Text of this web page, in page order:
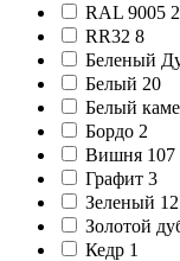
RAL 9005 2
RR32 8
Беленый
Белый 20
Белый
Бордо 2
Вишня 107
Графит 3
Зеленый
Золотой
Кедр 1